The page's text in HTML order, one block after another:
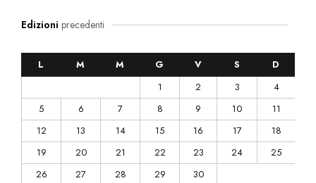
Edizioni precedenti
L M M G V S
D
1
2 3
4
5
6 7 8 9 10
11
12
13 14 15 16 17
18
19
20 21 22 23 24
25
26
27 28 29 30